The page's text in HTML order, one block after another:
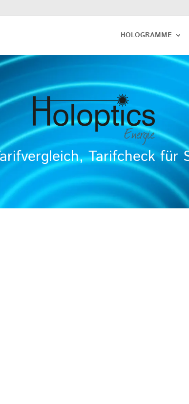
HOLOGRAMME
Tarifcheck für